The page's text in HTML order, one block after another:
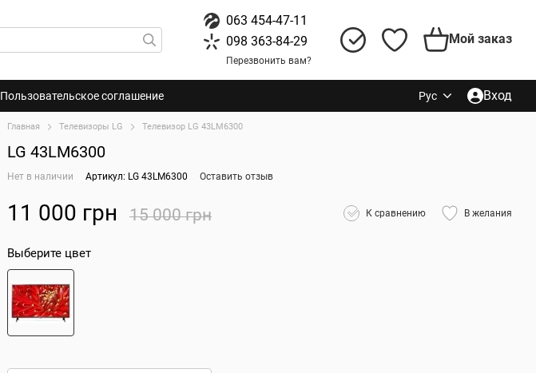
063 454-47-11
098 363-84-29
Перезвонить вам?
Мой заказ
Пользовательское соглашение Рус Вход
Главная Телевизоры LG Телевизор LG 43LM6300
LG 43LM6300
Нет в наличии Артикул: LG 43LM6300 Оставить отзыв
11 000 грн 15 000 грн К сравнению В желания
Выберите цвет